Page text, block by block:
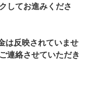
してお進みくださ
は反映されていませ
連絡させていただき